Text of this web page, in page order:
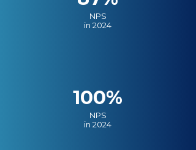
NPS
in 2024
100%
NPS
in 2024